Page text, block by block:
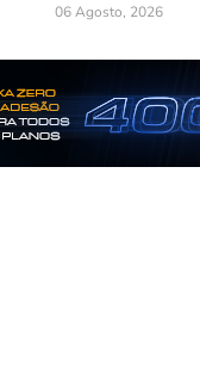
06 Agosto, 2026